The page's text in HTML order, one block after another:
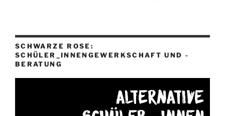
SCHWARZE ROSE:
SCHÜLER_INNENGEWERKSCHAFT UND -
BERATUNG